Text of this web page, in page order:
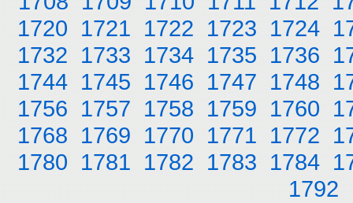
1720 1721 1722 1723 1724
1732 1733 1734 1735 1736
1744 1745 1746 1747 1748
1756 1757 1758 1759 1760
1768 1769 1770 1771 1772
1780 1781 1782 1783 1784
1792